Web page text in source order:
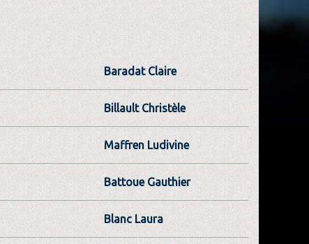
Baradat Claire
Billault Christèle
Maffren Ludivine
Battoue Gauthier
Blanc Laura